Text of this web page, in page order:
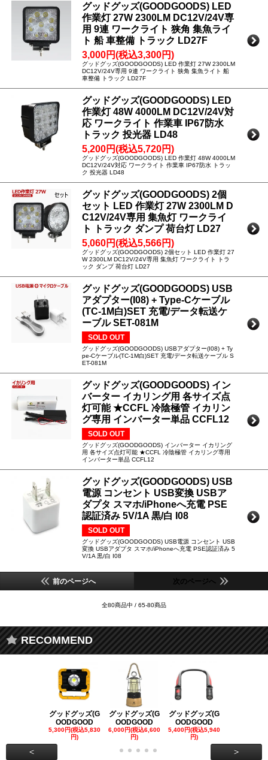
グッドグッズ(GOODGOODS) LED
作業灯 27W 2300LM DC12V/24V専
用 9連 ワークライト 狭角 集魚ライ
ト 船 車整備 トラック LD27F
3,000円(税込3,300円)
グッドグッズ(GOODGOODS) LED 作業灯 27W 2300LM
DC12V/24V専用 9連 ワークライト 狭角 集魚ライト 船
車整備 トラック LD27F
グッドグッズ(GOODGOODS) LED
作業灯 48W 4000LM DC12V/24V対
応 ワークライト 作業車 IP67防水
トラック 投光器 LD48
5,200円(税込5,720円)
グッドグッズ(GOODGOODS) LED 作業灯 48W 4000LM
DC12V/24V対応 ワークライト 作業車 IP67防水 トラッ
ク 投光器 LD48
グッドグッズ(GOODGOODS) 2個
セット LED 作業灯 27W 2300LM D
C12V/24V専用 集魚灯 ワークライ
ト トラック ダンプ 荷台灯 LD27
5,060円(税込5,566円)
グッドグッズ(GOODGOODS) 2個セット LED 作業灯 27
W 2300LM DC12V/24V専用 集魚灯 ワークライト トラ
ック ダンプ 荷台灯 LD27
グッドグッズ(GOODGOODS) USB
アダプター(I08) + Type-Cケーブル
(TC-1M白)SET 充電/データ転送ケ
ーブル SET-081M
SOLD OUT
グッドグッズ(GOODGOODS) USBアダプター(I08) + Ty
pe-Cケーブル(TC-1M白)SET 充電/データ転送ケーブル S
ET-081M
グッドグッズ(GOODGOODS) イン
バーター イカリング用 各サイズ点
灯可能 ★CCFL 冷陰極管 イカリン
グ専用 インバーター単品 CCFL12
SOLD OUT
グッドグッズ(GOODGOODS) インバーター イカリング
用 各サイズ点灯可能 ★CCFL 冷陰極管 イカリング専用
インバーター単品 CCFL12
グッドグッズ(GOODGOODS) USB
電源 コンセント USB変換 USBア
ダプタ スマホ/iPhoneへ充電 PSE
認証済み 5V/1A 黒/白 I08
SOLD OUT
グッドグッズ(GOODGOODS) USB電源 コンセント USB
変換 USBアダプタ スマホ/iPhoneへ充電 PSE認証済み 5
V/1A 黒/白 I08
前のページへ 次のページへ
全80商品中 / 65-80商品
RECOMMEND
グッドグッズ(G
OODGOOD
5,300円(税込5,830
円)
グッドグッズ(G
OODGOOD
6,000円(税込6,600
円)
グッドグッズ(G
OODGOOD
5,400円(税込5,940
円)
< >